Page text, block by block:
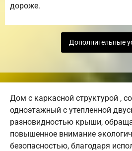
дороже.
Дополнительные
Дом с каркасной структурой ,
одноэтажный с утепленной
разновидностью крыши,
повышенное внимание
безопасностью, благодаря